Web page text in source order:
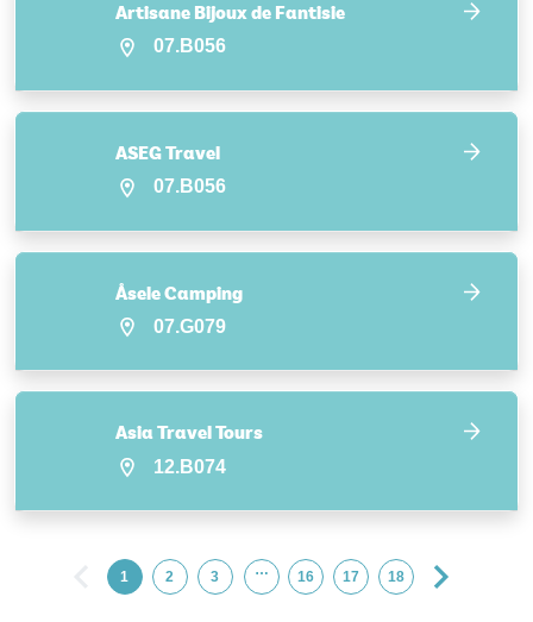
Artisane Bijoux de Fantisie
07.B056
ASEG Travel
07.B056
Åsele Camping
07.G079
Asia Travel Tours
12.B074
1 2 3 … 16 17 18